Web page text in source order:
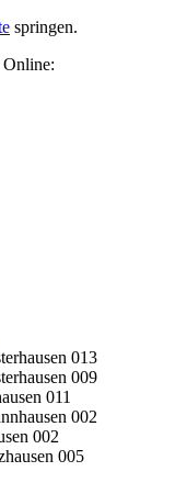
springen.
Online: